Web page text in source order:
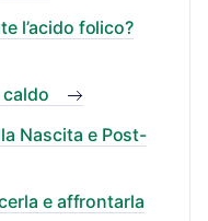
l’acido folico?
Nascita e Post-
e affrontarla